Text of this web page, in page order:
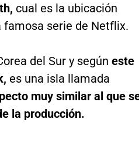
cual es la ubicación
famosa serie de Netflix.
del Sur y según este
es una isla llamada
muy similar al que
la producción.